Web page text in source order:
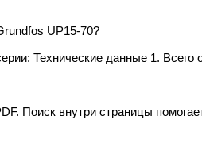
UP15-70?
Технические данные 1. Всего
Поиск внутри страницы